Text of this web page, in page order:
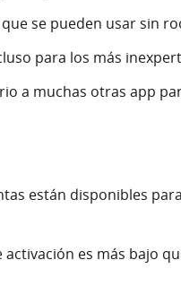
se pueden usar sin
para los más
a muchas otras app
están disponibles
activación es más bajo